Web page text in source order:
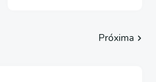
Próxima